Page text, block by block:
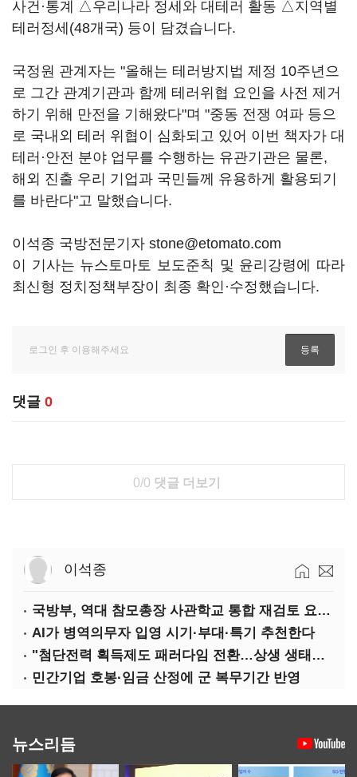
사건·통계 △우리나라 정세와 대테러 활동 △지역별
테러정세(48개국) 등이 담겼습니다.
국정원 관계자는 "올해는 테러방지법 제정 10주년으
로 그간 관계기관과 함께 테러위협 요인을 사전 제거
하기 위해 만전을 기해왔다"며 "중동 전쟁 여파 등으
로 국내외 테러 위협이 심화되고 있어 이번 책자가 대
테러·안전 분야 업무를 수행하는 유관기관은 물론,
해외 진출 우리 기업과 국민들께 유용하게 활용되기
를 바란다"고 말했습니다.
이석종 국방전문기자 stone@etomato.com
이 기사는 뉴스토마토 보도준칙 및 윤리강령에 따라
최신형 정치정책부장이 최종 확인·수정했습니다.
댓글 0
0/0 댓글 더보기
이석종
국방부, 역대 참모총장 사관학교 통합 재검토 요구에 "다양한 의견 수렴해 합리적 시스템 만들 것"
AI가 병역의무자 입영 시기·부대·특기 추천한다
"첨단전력 획득제도 패러다임 전환…상생 생태계 조성해 대체불가 K-방산 도약"
민간기업 호봉·임금 산정에 군 복무기간 반영
뉴스리듬